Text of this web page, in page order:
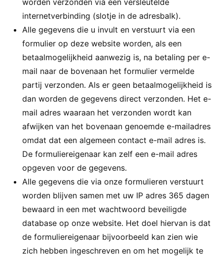
worden verzonden via een versleutelde
internetverbinding (slotje in de adresbalk).
Alle gegevens die u invult en verstuurt via een
formulier op deze website worden, als een
betaalmogelijkheid aanwezig is, na betaling per e-
mail naar de bovenaan het formulier vermelde
partij verzonden. Als er geen betaalmogelijkheid is
dan worden de gegevens direct verzonden. Het e-
mail adres waaraan het verzonden wordt kan
afwijken van het bovenaan genoemde e-mailadres
omdat dat een algemeen contact e-mail adres is.
De formuliereigenaar kan zelf een e-mail adres
opgeven voor de gegevens.
Alle gegevens die via onze formulieren verstuurt
worden blijven samen met uw IP adres 365 dagen
bewaard in een met wachtwoord beveiligde
database op onze website. Het doel hiervan is dat
de formuliereigenaar bijvoorbeeld kan zien wie
zich hebben ingeschreven en om het mogelijk te